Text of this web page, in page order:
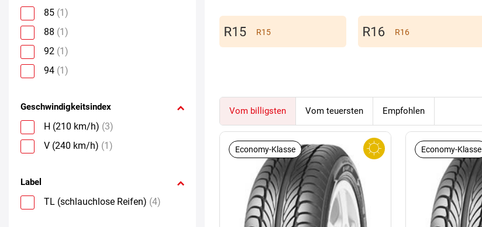
85 (1)
88 (1)
92 (1)
94 (1)
Geschwindigkeitsindex
H (210 km/h) (3)
V (240 km/h) (1)
Label
TL (schlauchlose Reifen) (4)
R15 R16
Vom billigsten Vom teuersten Empfohlen
Economy-Klasse Economy-Klasse